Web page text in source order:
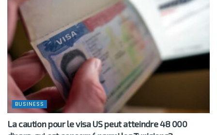
BUSINESS
La caution pour le visa US peut atteindre 48 000